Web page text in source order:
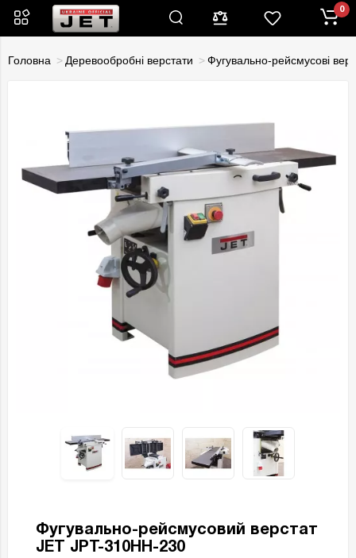
0
Головна Деревообробні верстати Фугувально-рейсмусові
Фугувально-рейсмусовий верстат
JET JPT-310HH-230